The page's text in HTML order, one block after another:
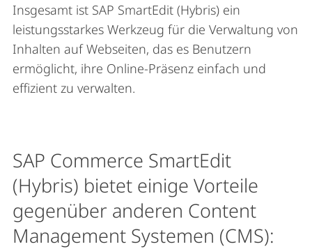
Insgesamt ist SAP SmartEdit (Hybris) ein
leistungsstarkes Werkzeug für die Verwaltung von
Inhalten auf Webseiten, das es Benutzern
ermöglicht, ihre Online-Präsenz einfach und
effizient zu verwalten.
SAP Commerce SmartEdit
(Hybris) bietet einige Vorteile
gegenüber anderen Content
Management Systemen (CMS):